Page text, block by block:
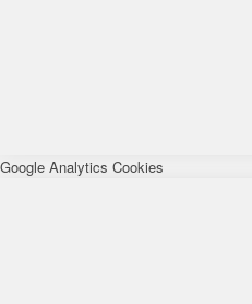
Google Analytics Cookies